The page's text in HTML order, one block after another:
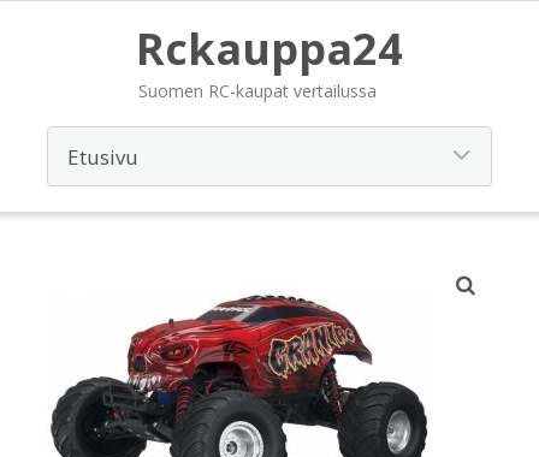
Rckauppa24
Suomen RC-kaupat vertailussa